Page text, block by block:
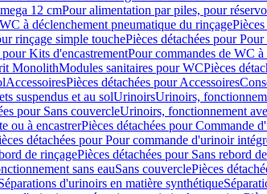
12 cmPour alimentation par piles, pour
à déclenchement pneumatique du rinçage
rinçage simple touchePièces détachées pour
pour Kits d'encastrementPour commandes de WC
MonolithModules sanitaires pour WCPièces
AccessoiresPièces détachées pour Accessoires
suspendus et au solUrinoirsUrinoirs,
pour Sans couvercleUrinoirs, fonctionnement
ou à encastrerPièces détachées pour Commande
détachées pour Pour commande d'urinoir
de rinçagePièces détachées pour Sans rebord
sans eauSans couverclePièces
d'urinoirs en matière synthétique